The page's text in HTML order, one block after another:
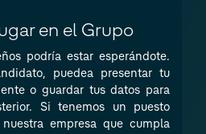
en el Grupo
podría estar esperándote.
puedea presentar tu
o guardar tus datos para
Si tenemos un puesto
empresa que cumpla